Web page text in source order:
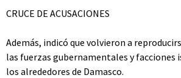
CRUCE DE ACUSACIONES
Además, indicó que volvieron a
las fuerzas gubernamentales y facciones
los alrededores de Damasco.